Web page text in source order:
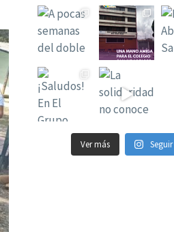
Ver más Seguir